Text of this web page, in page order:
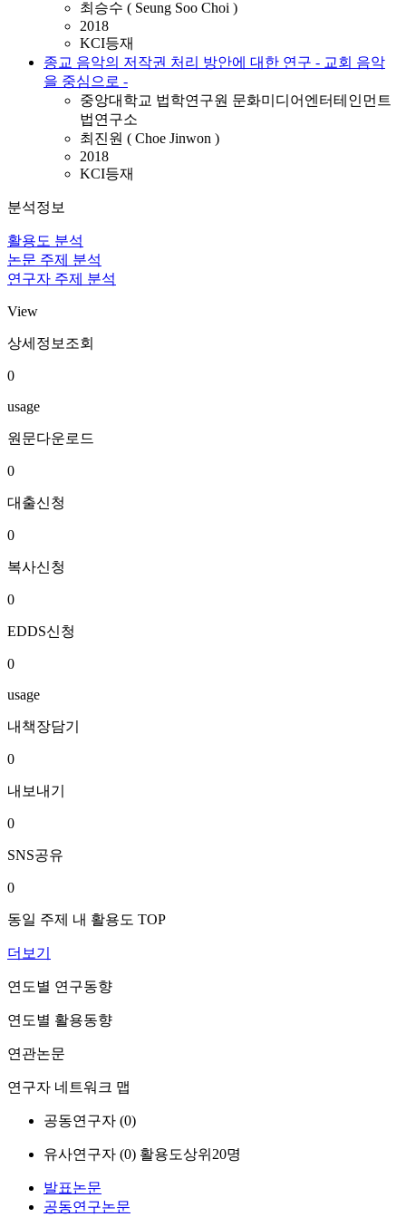
최승수 ( Seung Soo Choi )
2018
KCI등재
종교 음악의 저작권 처리 방안에 대한 연구 - 교회 음악
을 중심으로 -
중앙대학교 법학연구원 문화미디어엔터테인먼트
법연구소
최진원 ( Choe Jinwon )
2018
KCI등재
분석정보
활용도 분석
논문 주제 분석
연구자 주제 분석
View
상세정보조회
0
usage
원문다운로드
0
대출신청
0
복사신청
0
EDDS신청
0
usage
내책장담기
0
내보내기
0
SNS공유
0
동일 주제 내 활용도 TOP
더보기
연도별 연구동향
연도별 활용동향
연관논문
연구자 네트워크 맵
공동연구자 (0)
유사연구자 (0) 활용도상위20명
발표논문
공동연구논문